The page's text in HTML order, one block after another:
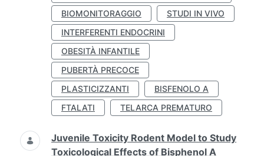
BIOMONITORAGGIO
STUDI IN VIVO
INTERFERENTI ENDOCRINI
OBESITÀ INFANTILE
PUBERTÀ PRECOCE
PLASTICIZZANTI
BISFENOLO A
FTALATI
TELARCA PREMATURO
Juvenile Toxicity Rodent Model to Study
Toxicological Effects of Bisphenol A